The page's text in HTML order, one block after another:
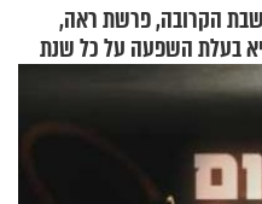
הקרובה, פרשת ראה,
בעלת השפעה על כל שנת
תשפ"ז